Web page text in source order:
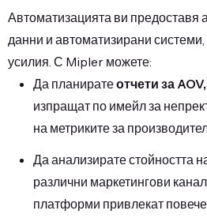
Автоматизацията ви предоставя
данни и автоматизирани системи,
усилия. С Mipler можете:
Да планиратеотчети за AOV,
изпращат по имейл за
на метриките за
Да анализирате стойността
различни маркетингови
платформи привлекат повече